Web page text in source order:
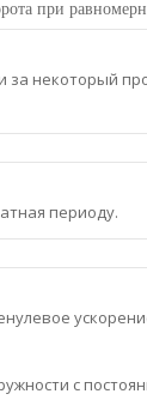
при
за некоторый
периоду.
с